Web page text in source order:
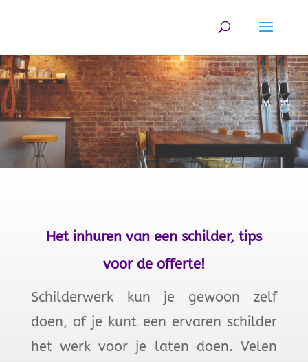
Het inhuren van een schilder, tips
voor de offerte!
Schilderwerk kun je gewoon zelf
doen, of je kunt een ervaren schilder
het werk voor je laten doen. Velen